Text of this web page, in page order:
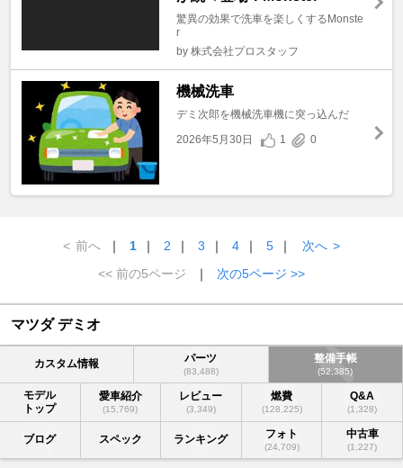
驚異の効果で洗車を楽しくするMonste
r
by 株式会社プロスタッフ
機械洗車
デミ次郎を機械洗車機に突っ込んだ
2026年5月30日
1 0
< 前へ ｜ 1 ｜ 2 ｜ 3 ｜ 4 ｜ 5 ｜ 次へ >
<< 前の5ページ
｜ 次の5ページ >>
マツダ デミオ
カスタム情報 パーツ
(83,488)
整備手帳
(52,385)
モデル
トップ
愛車紹介
(15,769)
レビュー
(3,349)
燃費
(128,225)
Q&A
(1,328)
ブログ スペック ランキング フォト
(24,709)
中古車
(1,227)